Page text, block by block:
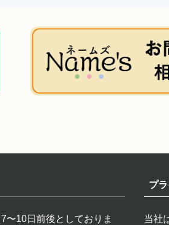
〜10日前後としておりま
プ
当社